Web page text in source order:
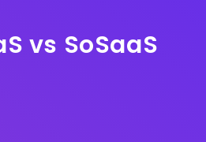
vs SoSaaS